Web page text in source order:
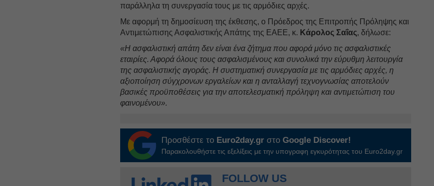
παράλληλα τη συνεργασία τους με τις αρμόδιες αρχές.
Με αφορμή τη δημοσίευση της έκθεσης, ο Πρόεδρος της Επιτροπής Πρόληψης και
Αντιμετώπισης Ασφαλιστικής Απάτης της ΕΑΕΕ, κ. Κάρολος Σαΐας, δήλωσε:
«Η ασφαλιστική απάτη δεν είναι ένα ζήτημα που αφορά μόνο τις ασφαλιστικές
εταιρίες. Αφορά όλους τους ασφαλισμένους και συνολικά την εύρυθμη λειτουργία
της ασφαλιστικής αγοράς. Η συστηματική συνεργασία με τις αρμόδιες αρχές, η
αξιοποίηση σύγχρονων εργαλείων και η ανταλλαγή τεχνογνωσίας αποτελούν
βασικές προϋποθέσεις για την αποτελεσματική πρόληψη και αντιμετώπιση του
φαινομένου».
Προσθέστε το Euro2day.gr στοGoogle Discover!
Παρακολουθήστε τις εξελίξεις με την υπογραφη εγκυρότητας του Euro2day.gr
FOLLOW US